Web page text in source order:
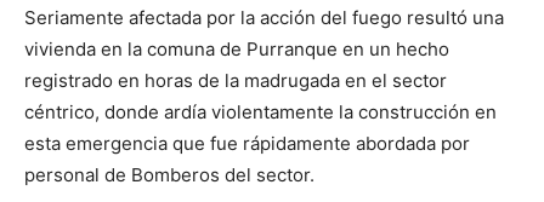
Seriamente afectada por la acción del fuego resultó una
vivienda en la comuna de Purranque en un hecho
registrado en horas de la madrugada en el sector
céntrico, donde ardía violentamente la construcción en
esta emergencia que fue rápidamente abordada por
personal de Bomberos del sector.